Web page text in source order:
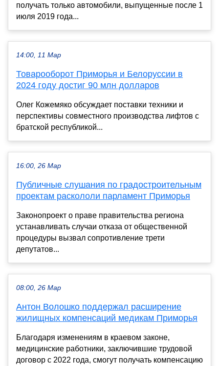
получать только автомобили, выпущенные после 1
июля 2019 года...
14:00, 11 Мар
Товарооборот Приморья и Белоруссии в
2024 году достиг 90 млн долларов
Олег Кожемяко обсуждает поставки техники и
перспективы совместного производства лифтов с
братской республикой...
16:00, 26 Мар
Публичные слушания по градостроительным
проектам раскололи парламент Приморья
Законопроект о праве правительства региона
устанавливать случаи отказа от общественной
процедуры вызвал сопротивление трети
депутатов...
08:00, 26 Мар
Антон Волошко поддержал расширение
жилищных компенсаций медикам Приморья
Благодаря изменениям в краевом законе,
медицинские работники, заключившие трудовой
договор с 2022 года, смогут получать компенсацию